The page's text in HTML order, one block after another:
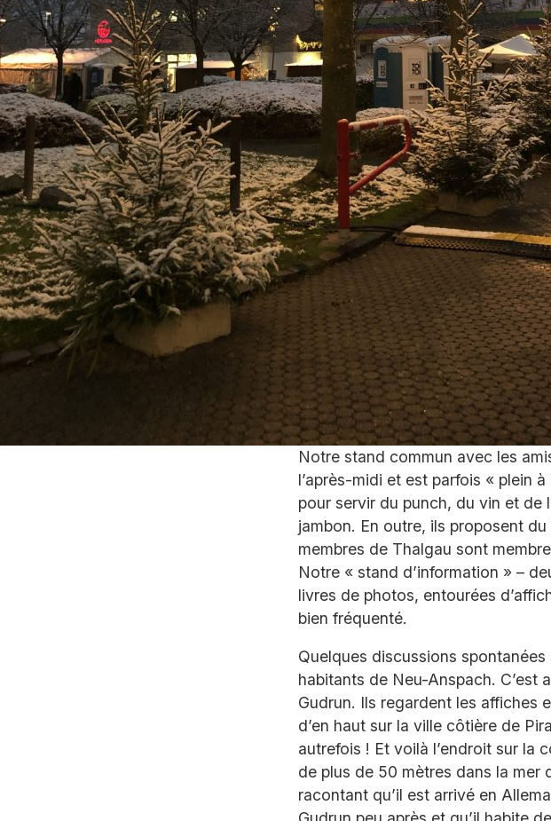
Notre stand commun avec les
l’après-midi et est parfois « plein
pour servir du punch, du vin et de
jambon. En outre, ils proposent
membres de Thalgau sont
Notre « stand d’information » –
livres de photos, entourées
bien fréquenté.
Quelques discussions
habitants de Neu-Anspach. C’est
Gudrun. Ils regardent les affiches
d’en haut sur la ville côtière de
autrefois ! Et voilà l’endroit sur la
de plus de 50 mètres dans la mer
racontant qu’il est arrivé en